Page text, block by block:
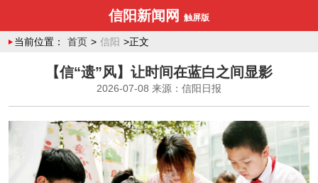
信阳新闻网 触屏版
当前位置： 首页 > 信阳 >正文
【信“遗”风】让时间在蓝白之间显影
2026-07-08 来源：信阳日报